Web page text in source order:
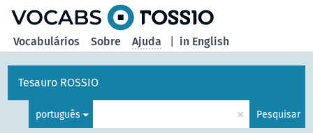
in English
Vocabulários Sobre Ajuda
Tesauro ROSSIO
português × Pesquisar